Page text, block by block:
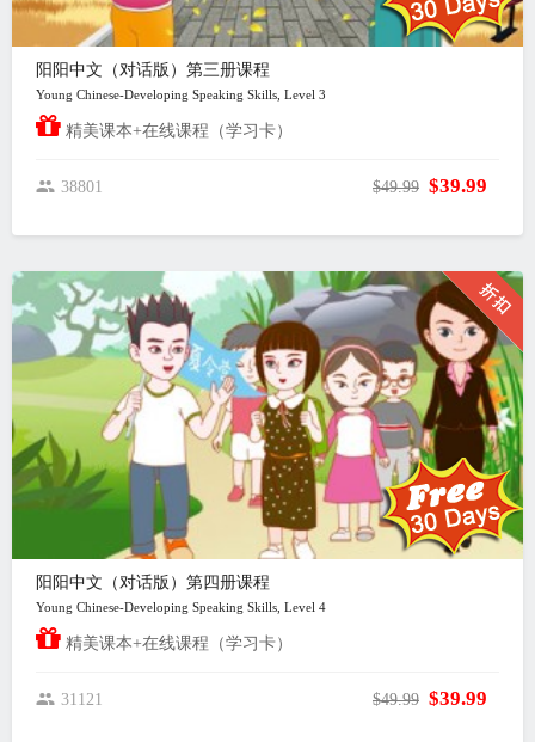
阳阳中文（对话版）第三册课程
Young Chinese-Developing Speaking Skills, Level 3
精美课本+在线课程（学习卡）
38801 $49.99 $39.99
阳阳中文（对话版）第四册课程
Young Chinese-Developing Speaking Skills, Level 4
精美课本+在线课程（学习卡）
31121 $49.99 $39.99